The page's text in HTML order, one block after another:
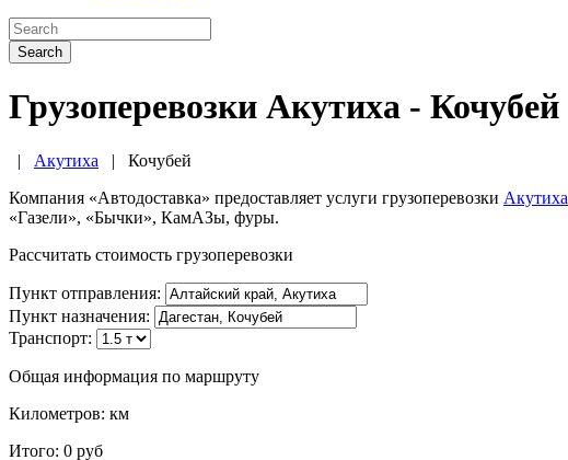
Search
Грузоперевозки Акутиха - Кочубей
| Акутиха | Кочубей
Компания «Автодоставка» предоставляет услуги грузоперевозки Акутиха
«Газели», «Бычки», КамАЗы, фуры.
Рассчитать стоимость грузоперевозки
Пункт отправления:
Пункт назначения:
Транспорт:
Общая информация по маршруту
Километров: км
Итого: 0 руб